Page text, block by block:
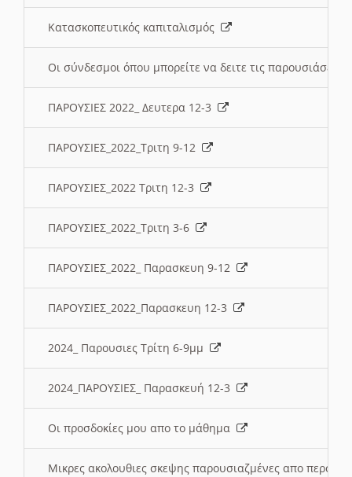
Κατασκοπευτικός καπιταλισμός
Οι σύνδεσμοι όπου μπορείτε να δειτε τις παρουσιάσεις
ΠΑΡΟΥΣΙΕΣ 2022_ Δευτερα 12-3
ΠΑΡΟΥΣΙΕΣ_2022_Τριτη 9-12
ΠΑΡΟΥΣΙΕΣ_2022 Τριτη 12-3
ΠΑΡΟΥΣΙΕΣ_2022_Τριτη 3-6
ΠΑΡΟΥΣΙΕΣ_2022_ Παρασκευη 9-12
ΠΑΡΟΥΣΙΕΣ_2022_Παρασκευη 12-3
2024_ Παρουσιες Τρίτη 6-9μμ
2024_ΠΑΡΟΥΣΙΕΣ_ Παρασκευή 12-3
Οι προσδοκίες μου απο το μάθημα
Μικρες ακολουθιες σκεψης παρουσιαζμένες απο